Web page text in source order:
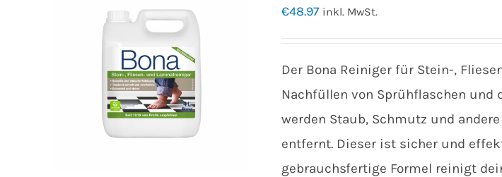
€48.97 inkl. MwSt.
Der Bona Reiniger für Stein-,
Nachfüllen von Sprühflaschen und
werden Staub, Schmutz und
entfernt. Dieser ist sicher und
gebrauchsfertige Formel reinigt